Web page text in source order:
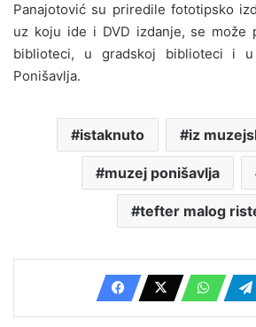
Panajotović su priredile fototipsko
uz koju ide i DVD izdanje, se može
biblioteci, u gradskoj biblioteci i u
Ponišavlja.
istaknuto iz
muzej ponišavlja
tefter malog